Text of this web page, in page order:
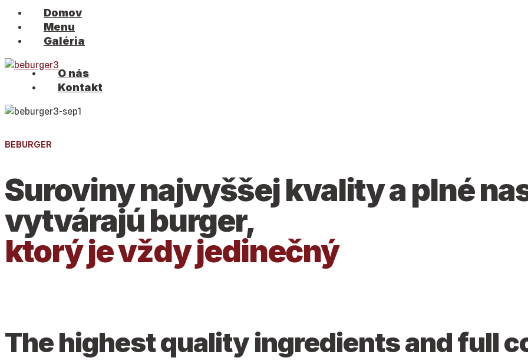
Domov
Menu
Galéria
O nás
Kontakt
BEBURGER
Suroviny najvyššej kvality a plné
vytvárajú burger,
ktorý je vždy jedinečný
The highest quality ingredients and full